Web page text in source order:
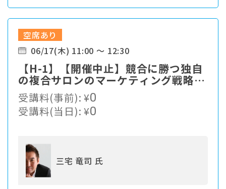
空席あり
06/17(木) 11:00 ～ 12:30
【H-1】【開催中止】競合に勝つ独自
の複合サロンのマーケティング戦略と
は？
受講料(事前):¥0
受講料(当日):¥0
三宅 竜司 氏